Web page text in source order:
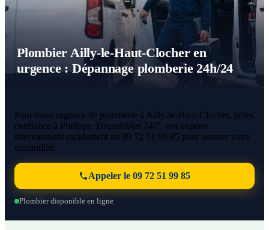
Plombier Ailly-le-Haut-Clocher en
urgence : Dépannage plomberie 24h/24
Pour toute urgence de plomberie à Ailly-le-Haut-Clocher, faites
confiance à Philippe. Disponibles 24/7, nos experts
interviennent rapidement au 09 72 51 99 85 pour assurer votre
tranquillité.
Appeler le 09 72 51 99 85
Plombier disponible en ligne